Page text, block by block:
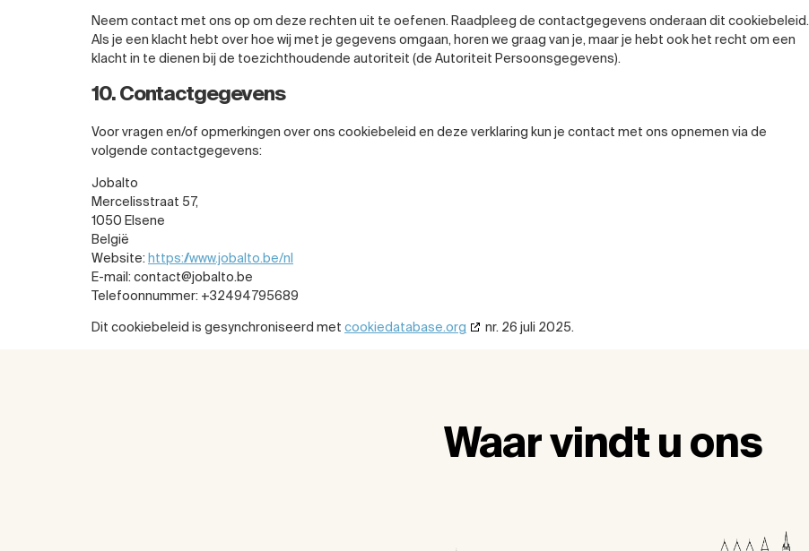
Neem contact met ons op om deze rechten uit te oefenen. Raadpleeg de contactgegevens onderaan dit cookiebeleid.
Als je een klacht hebt over hoe wij met je gegevens omgaan, horen we graag van je, maar je hebt ook het recht om een
klacht in te dienen bij de toezichthoudende autoriteit (de Autoriteit Persoonsgegevens).
10. Contactgegevens
Voor vragen en/of opmerkingen over ons cookiebeleid en deze verklaring kun je contact met ons opnemen via de
volgende contactgegevens:
Jobalto
Mercelisstraat 57,
1050 Elsene
België
Website: https://www.jobalto.be/nl
E-mail: contact@jobalto.be
Telefoonnummer: +32494795689
Dit cookiebeleid is gesynchroniseerd met cookiedatabase.org nr. 26 juli 2025.
Waar vindt u ons